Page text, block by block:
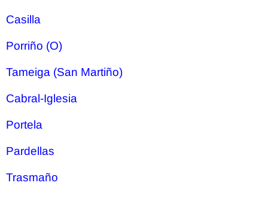
Casilla
Porriño (O)
Tameiga (San Martiño)
Cabral-Iglesia
Portela
Pardellas
Trasmaño